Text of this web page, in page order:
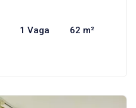
1 Vaga 62 m²